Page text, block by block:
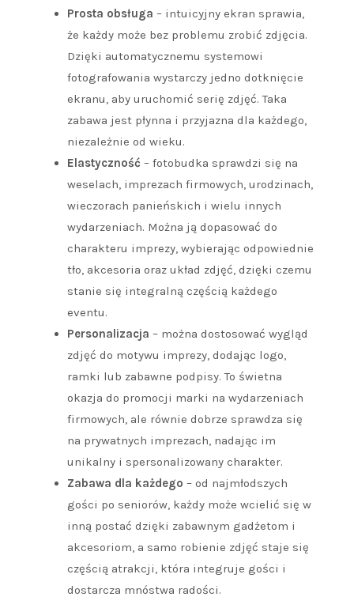
Prosta obsługa – intuicyjny ekran sprawia,
że każdy może bez problemu zrobić zdjęcia.
Dzięki automatycznemu systemowi
fotografowania wystarczy jedno dotknięcie
ekranu, aby uruchomić serię zdjęć. Taka
zabawa jest płynna i przyjazna dla każdego,
niezależnie od wieku.
Elastyczność – fotobudka sprawdzi się na
weselach, imprezach firmowych, urodzinach,
wieczorach panieńskich i wielu innych
wydarzeniach. Można ją dopasować do
charakteru imprezy, wybierając odpowiednie
tło, akcesoria oraz układ zdjęć, dzięki czemu
stanie się integralną częścią każdego
eventu.
Personalizacja – można dostosować wygląd
zdjęć do motywu imprezy, dodając logo,
ramki lub zabawne podpisy. To świetna
okazja do promocji marki na wydarzeniach
firmowych, ale równie dobrze sprawdza się
na prywatnych imprezach, nadając im
unikalny i spersonalizowany charakter.
Zabawa dla każdego – od najmłodszych
gości po seniorów, każdy może wcielić się w
inną postać dzięki zabawnym gadżetom i
akcesoriom, a samo robienie zdjęć staje się
częścią atrakcji, która integruje gości i
dostarcza mnóstwa radości.